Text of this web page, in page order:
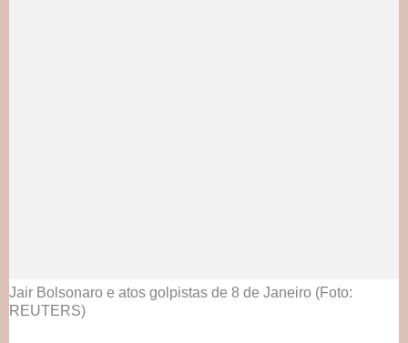
Jair Bolsonaro e atos golpistas de 8 de Janeiro (Foto:
REUTERS)